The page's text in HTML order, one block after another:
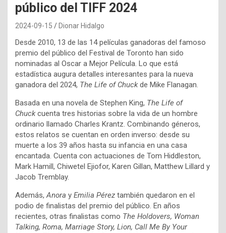
público del TIFF 2024
2024-09-15 Dionar Hidalgo
Desde 2010, 13 de las 14 películas ganadoras del famoso
premio del público del Festival de Toronto han sido
nominadas al Oscar a Mejor Película. Lo que está
estadística augura detalles interesantes para la nueva
ganadora del 2024, The Life of Chuckde Mike Flanagan.
Basada en una novela de Stephen King, The Life of
Chuckcuenta tres historias sobre la vida de un hombre
ordinario llamado Charles Krantz. Combinando géneros,
estos relatos se cuentan en orden inverso: desde su
muerte a los 39 años hasta su infancia en una casa
encantada. Cuenta con actuaciones de Tom Hiddleston,
Mark Hamill, Chiwetel Ejiofor, Karen Gillan, Matthew Lillard y
Jacob Tremblay.
Además,Anora y Emilia Pérez también quedaron en el
podio de finalistas del premio del público. En años
recientes, otras finalistas como The Holdovers, Woman
Talking, Roma, Marriage Story, Lion, Call Me By Your